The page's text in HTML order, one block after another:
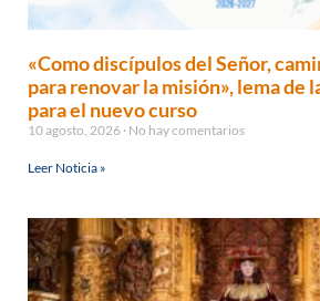
«Como discípulos del Señor,
para renovar la misión», lema de
para el nuevo curso
10 agosto, 2026 No hay comentarios
Leer Noticia »